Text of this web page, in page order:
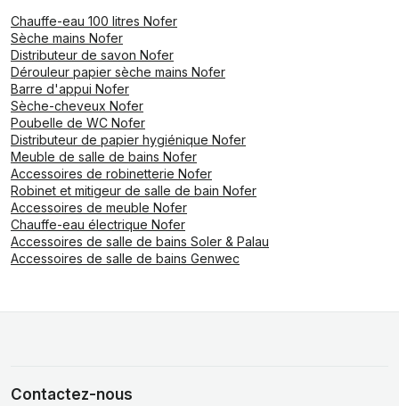
Chauffe-eau 100 litres Nofer
Sèche mains Nofer
Distributeur de savon Nofer
Dérouleur papier sèche mains Nofer
Barre d'appui Nofer
Sèche-cheveux Nofer
Poubelle de WC Nofer
Distributeur de papier hygiénique Nofer
Meuble de salle de bains Nofer
Accessoires de robinetterie Nofer
Robinet et mitigeur de salle de bain Nofer
Accessoires de meuble Nofer
Chauffe-eau électrique Nofer
Accessoires de salle de bains Soler & Palau
Accessoires de salle de bains Genwec
Contactez-nous